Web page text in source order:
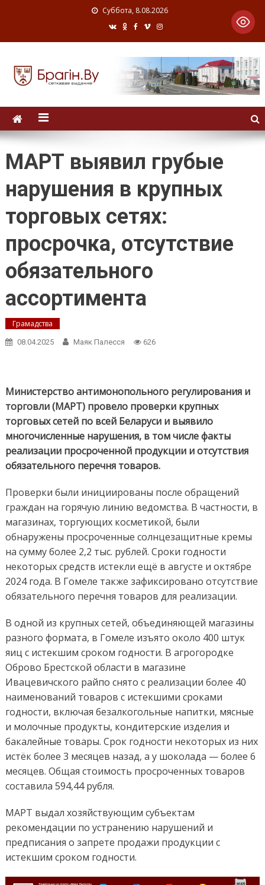
Суббота, 8.08.2026
МАРТ выявил грубые
нарушения в крупных
торговых сетях:
просрочка, отсутствие
обязательного
ассортимента
Грамадства
08.04.2025 Маяк Палесся 626
Министерство антимонопольного регулирования и
торговли (МАРТ) провело проверки крупных
торговых сетей по всей Беларуси и выявило
многочисленные нарушения, в том числе факты
реализации просроченной продукции и отсутствия
обязательного перечня товаров.
Проверки были инициированы после обращений
граждан на горячую линию ведомства. В частности, в
магазинах, торгующих косметикой, были
обнаружены просроченные солнцезащитные кремы
на сумму более 2,2 тыс. рублей. Сроки годности
некоторых средств истекли ещё в августе и октябре
2024 года. В Гомеле также зафиксировано отсутствие
обязательного перечня товаров для реализации.
В одной из крупных сетей, объединяющей магазины
разного формата, в Гомеле изъято около 400 штук
яиц с истекшим сроком годности. В агрогородке
Оброво Брестской области в магазине
Ивацевичского райпо снято с реализации более 40
наименований товаров с истекшими сроками
годности, включая безалкогольные напитки, мясные
и молочные продукты, кондитерские изделия и
бакалейные товары. Срок годности некоторых из них
истёк более 3 месяцев назад, а у шоколада — более 6
месяцев. Общая стоимость просроченных товаров
составила 594,44 рубля.
МАРТ выдал хозяйствующим субъектам
рекомендации по устранению нарушений и
предписания о запрете продажи продукции с
истекшим сроком годности.